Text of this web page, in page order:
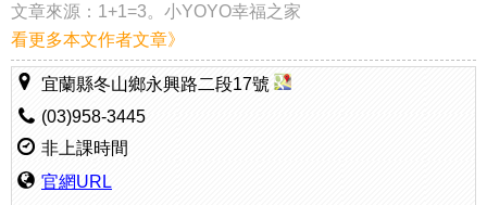
文章來源： 1+1=3。小YOYO幸福之家
看更多本文作者文章》
宜蘭縣冬山鄉永興路二段17號
(03)958-3445
非上課時間
官網URL